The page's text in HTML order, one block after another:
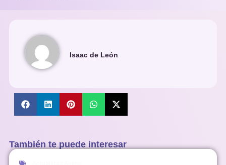
Isaac de León
También te puede interesar